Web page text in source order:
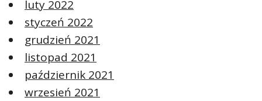
luty 2022
styczeń 2022
grudzień 2021
listopad 2021
październik 2021
wrzesień 2021